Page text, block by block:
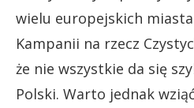
wielu europejskich
Kampanii na rzecz
że nie wszystkie da się
Polski. Warto jednak